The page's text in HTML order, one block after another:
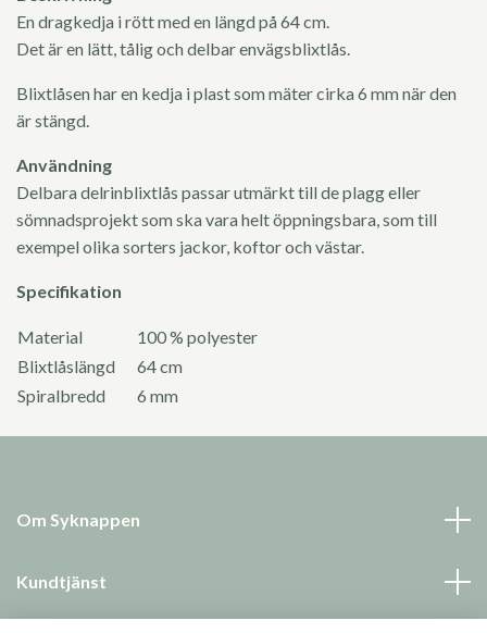
En dragkedja i rött med en längd på 64 cm.
Det är en lätt, tålig och delbar envägsblixtlås.
Blixtlåsen har en kedja i plast som mäter cirka 6 mm när den
är stängd.
Användning
Delbara delrinblixtlås passar utmärkt till de plagg eller
sömnadsprojekt som ska vara helt öppningsbara, som till
exempel olika sorters jackor, koftor och västar.
Specifikation
Material
100 % polyester
Blixtlåslängd
64 cm
Spiralbredd
6 mm
Om Syknappen
Kundtjänst